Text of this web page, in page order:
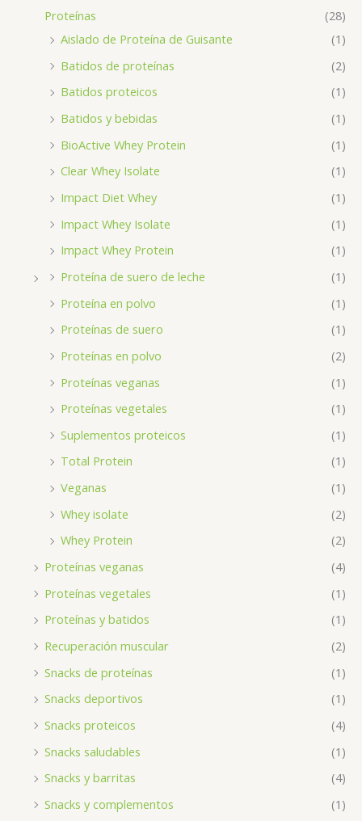
Proteínas
(28)
Aislado de Proteína de Guisante
(1)
Batidos de proteínas
(2)
Batidos proteicos
(1)
Batidos y bebidas
(1)
BioActive Whey Protein
(1)
Clear Whey Isolate
(1)
Impact Diet Whey
(1)
Impact Whey Isolate
(1)
Impact Whey Protein
(1)
Proteína de suero de leche
(1)
Proteína en polvo
(1)
Proteínas de suero
(1)
Proteínas en polvo
(2)
Proteínas veganas
(1)
Proteínas vegetales
(1)
Suplementos proteicos
(1)
Total Protein
(1)
Veganas
(1)
Whey isolate
(2)
Whey Protein
(2)
Proteínas veganas
(4)
Proteínas vegetales
(1)
Proteínas y batidos
(1)
Recuperación muscular
(2)
Snacks de proteínas
(1)
Snacks deportivos
(1)
Snacks proteicos
(4)
Snacks saludables
(1)
Snacks y barritas
(4)
Snacks y complementos
(1)